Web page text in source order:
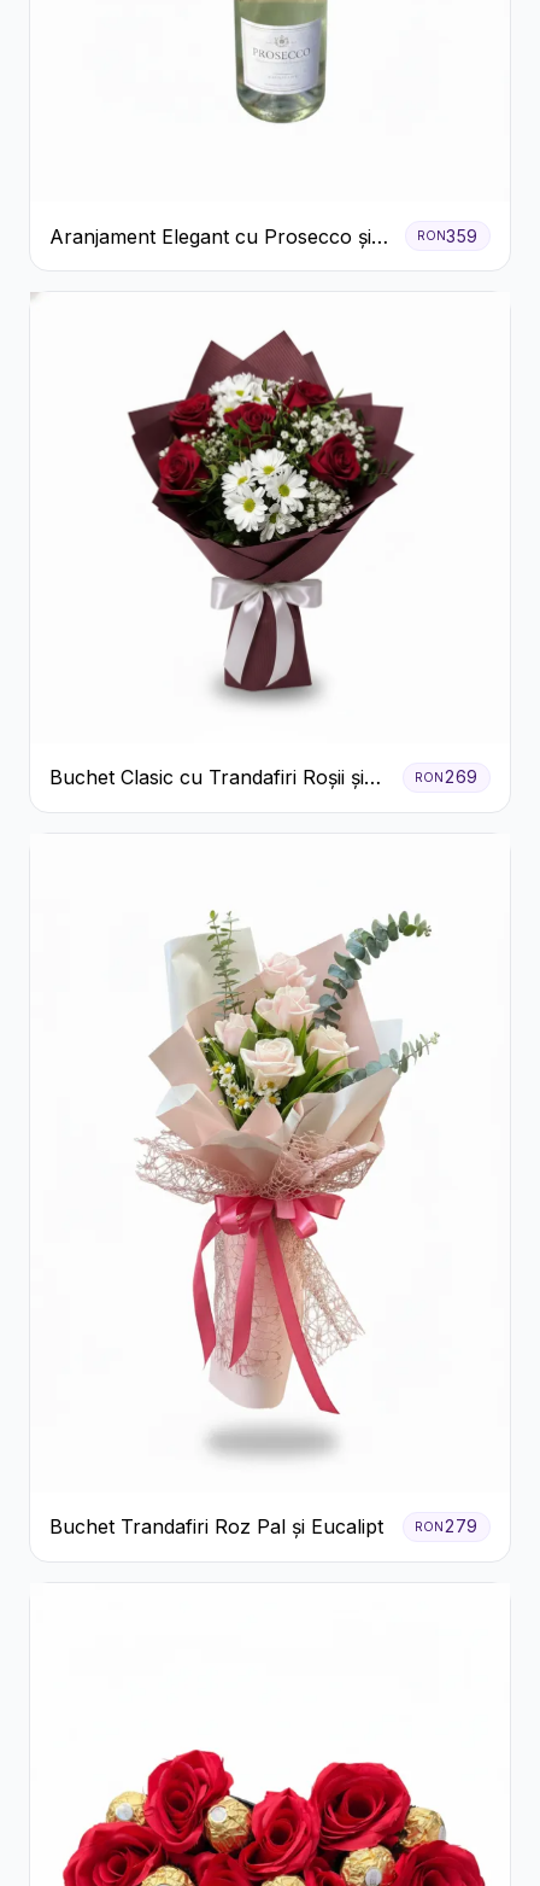
Aranjament Elegant cu Prosecco și
Flori Galbene.
RON359
Buchet Clasic cu Trandafiri Roșii și
Crizanteme Albe
RON269
Buchet Trandafiri Roz Pal și Eucalipt RON279